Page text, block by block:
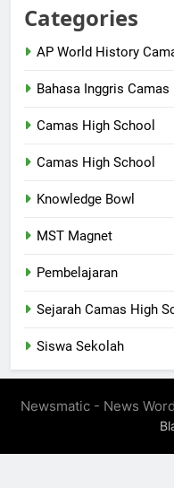
Categories
AP World History
Bahasa Inggris Camas
Camas High School
Camas High School
Knowledge Bowl
MST Magnet
Pembelajaran
Sejarah Camas High
Siswa Sekolah
Newsmatic - News